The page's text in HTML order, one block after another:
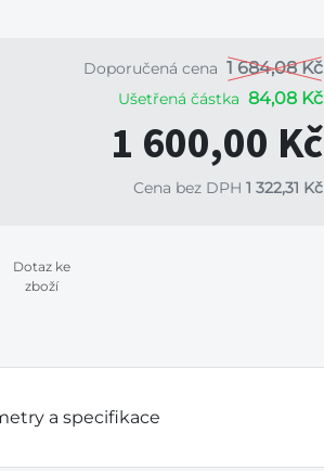
Doporučená cena 1 684,08 Kč
Ušetřená částka 84,08 Kč
1 600,00 Kč
Cena bez DPH 1 322,31 Kč
Dotaz ke
zboží
a specifikace